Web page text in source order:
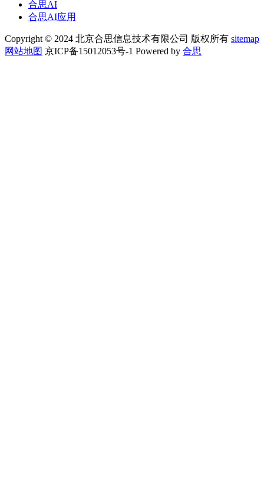
合思AI
合思AI应用
Copyright © 2024 北京合思信息技术有限公司 版权所有 sitemap
网站地图 京ICP备15012053号-1 Powered by 合思